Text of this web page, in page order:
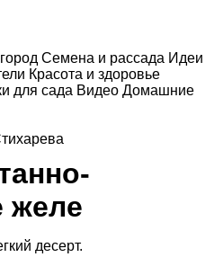
Семена и рассада Идеи
Красота и здоровье
для сада Видео Домашние
желе
десерт.